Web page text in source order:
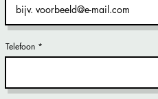
Telefoon